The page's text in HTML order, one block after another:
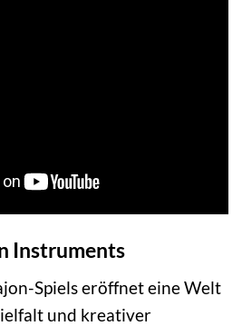
Instruments
Spiels eröffnet eine Welt
und kreativer